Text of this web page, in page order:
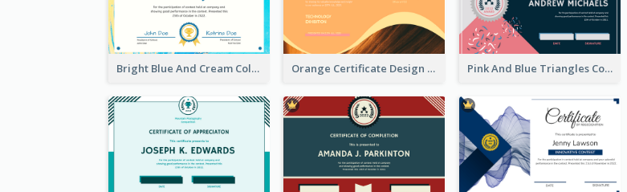
Bright Blue And Cream Color Certificate Of Completion Orange Certificate Design Of Appreciation Of Wood Texture Pink And Blue Triangles Confetti Celebration Certificate